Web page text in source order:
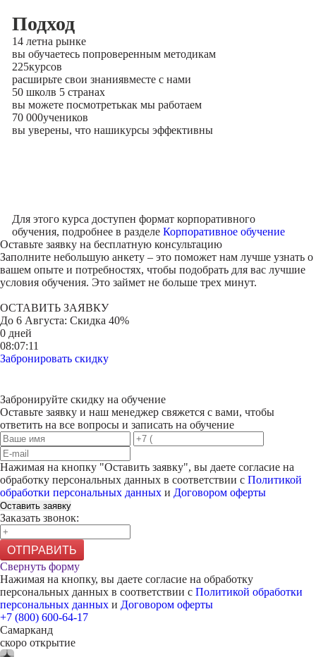
Подход
14 летна рынке
вы обучаетесь попроверенным методикам
225курсов
расширьте свои знаниявместе с нами
50 школв 5 странах
вы можете посмотретькак мы работаем
70 000учеников
вы уверены, что нашикурсы эффективны
Для этого курса доступен формат корпоративного
обучения, подробнее в разделе Корпоративное обучение
Оставьте заявку на бесплатную консультацию
Заполните небольшую анкету – это поможет нам лучше узнать о
вашем опыте и потребностях, чтобы подобрать для вас лучшие
условия обучения. Это займет не больше трех минут.
ОСТАВИТЬ ЗАЯВКУ
До 6 Августа: Скидка 40%
0 дней
08:07:11
Забронировать скидку
Забронируйте скидку на обучение
Оставьте заявку и наш менеджер свяжется с вами, чтобы
ответить на все вопросы и записать на обучение
Нажимая на кнопку "Оставить заявку", вы даете согласие на
обработку персональных данных в соответствии с Политикой
обработки персональных данных и Договором оферты
Оставить заявку
Заказать звонок:
ОТПРАВИТЬ
Свернуть форму
Нажимая на кнопку, вы даете согласие на обработку
персональных данных в соответствии с Политикой обработки
персональных данных и Договором оферты
+7 (800) 600-64-17
Самарканд
скоро открытие